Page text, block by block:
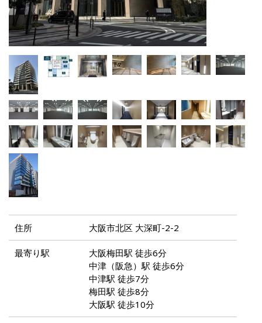
住所 大阪市北区 大深町-2-2
最寄り駅
大阪梅田駅 徒歩6分
中津（阪急）駅 徒歩6分
中津駅 徒歩7分
梅田駅 徒歩8分
大阪駅 徒歩10分